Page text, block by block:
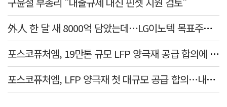
外人 한 달 새 8000억 담았는데…LG이노텍 목표주가는 왜 엇갈릴까
포스코퓨처엠, 19만톤 규모 LFP 양극재 공급 합의에 3%대 강세
포스코퓨처엠, LFP 양극재 첫 대규모 공급 합의…내년부터 6년간 19만t